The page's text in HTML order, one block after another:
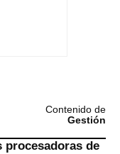
Contenido de
Gestión
procesadoras de